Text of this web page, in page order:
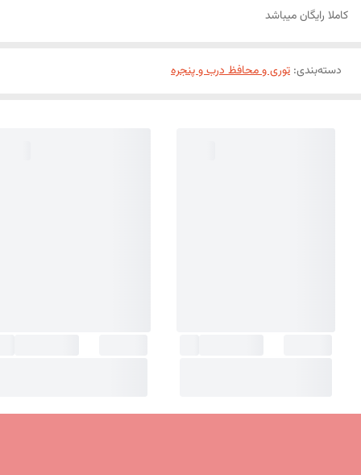
کاملا رایگان میباشد
دسته‌بندی: توری و محافظ درب و پنجره